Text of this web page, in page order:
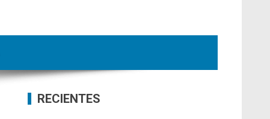
RECIENTES